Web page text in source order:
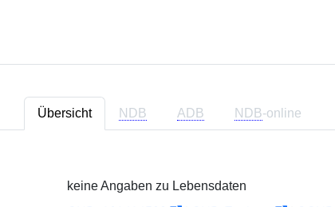
Übersicht NDB ADB NDB-online
keine Angaben zu Lebensdaten